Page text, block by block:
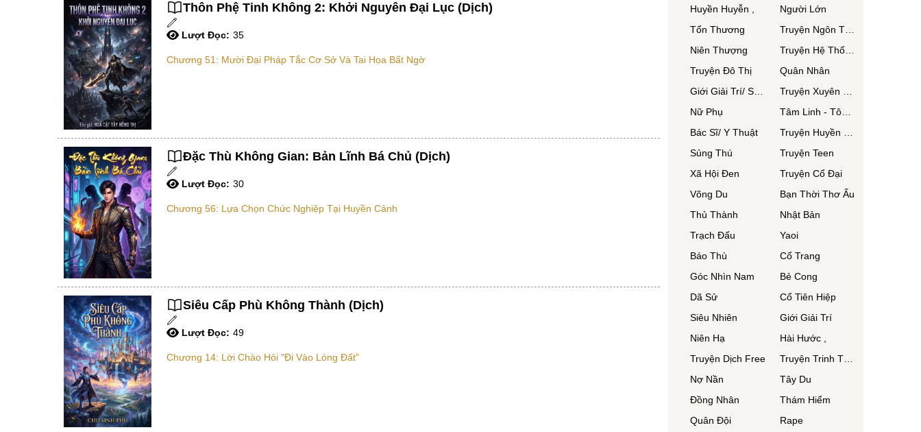
Thôn Phệ Tinh Không 2: Khởi Nguyên Đại Lục (Dịch)
Lượt Đọc: 35
Chương 51: Mười Đại Pháp Tắc Cơ Sở Và Tai Họa Bất Ngờ
Đặc Thù Không Gian: Bản Lĩnh Bá Chủ (Dịch)
Lượt Đọc: 30
Chương 56: Lựa Chọn Chức Nghiệp Tại Huyền Cảnh
Siêu Cấp Phù Không Thành (Dịch)
Lượt Đọc: 49
Chương 14: Lời Chào Hỏi "Đi Vào Lòng Đất"
Huyền Huyễn ,
Người Lớn
Tổn Thương
Truyện Ngôn Tình
Niên Thượng
Truyện Hệ Thống
Truyện Đô Thị
Quân Nhân
Nữ Phụ
Tâm Linh - Tôn Giáo
Bác Sĩ/ Y Thuật
Sủng Thú
Truyện Teen
Xã Hội Đen
Truyện Cổ Đại
Võng Du
Bạn Thời Thơ Ấu
Thủ Thành
Nhật Bản
Trạch Đấu
Yaoi
Báo Thù
Cổ Trang
Góc Nhìn Nam
Bẻ Cong
Dã Sử
Cổ Tiên Hiệp
Siêu Nhiên
Giới Giải Trí
Niên Hạ
Hài Hước ,
Truyện Dịch Free
Truyện Trinh Thám
Nợ Nần
Tây Du
Đồng Nhân
Thám Hiểm
Quân Đội
Rape